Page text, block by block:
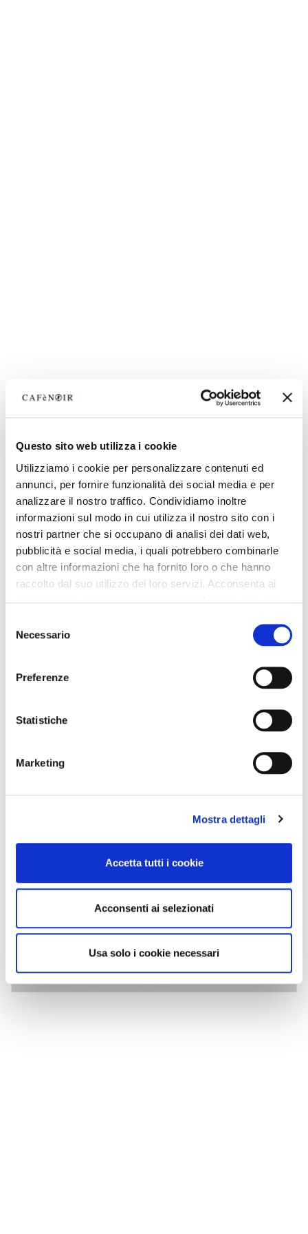
Questo sito web utilizza i cookie
Utilizziamo i cookie per personalizzare contenuti ed
annunci, per fornire funzionalità dei social media e per
analizzare il nostro traffico. Condividiamo inoltre
informazioni sul modo in cui utilizza il nostro sito con i
nostri partner che si occupano di analisi dei dati web,
pubblicità e social media, i quali potrebbero combinarle
con altre informazioni che ha fornito loro o che hanno
raccolto dal suo utilizzo dei loro servizi. Acconsenta ai
delNecessario
Preferenze
Statistiche
Marketing
Mostra dettagli
Accetta tutti i cookie
Acconsenti ai selezionati
Usa solo i cookie necessari